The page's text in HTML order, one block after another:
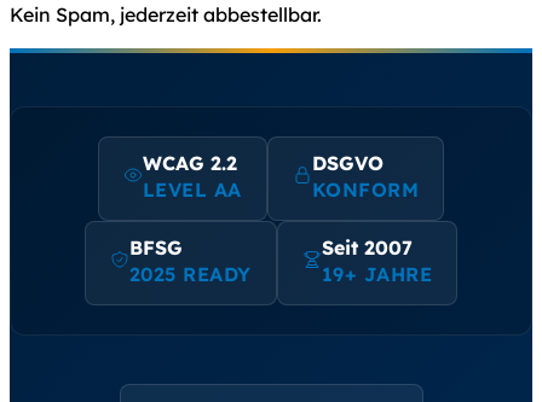
Kein Spam, jederzeit abbestellbar.
WCAG 2.2
LEVEL AA
DSGVO
KONFORM
BFSG
2025 READY
Seit 2007
19+ JAHRE